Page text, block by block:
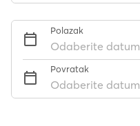
Polazak
Odaberite datum
Povratak
Odaberite datum